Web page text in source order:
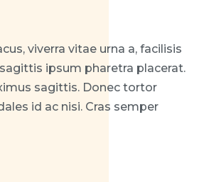
viverra vitae urna a, facilisis
ipsum pharetra placerat.
sagittis. Donec tortor
id ac nisi. Cras semper